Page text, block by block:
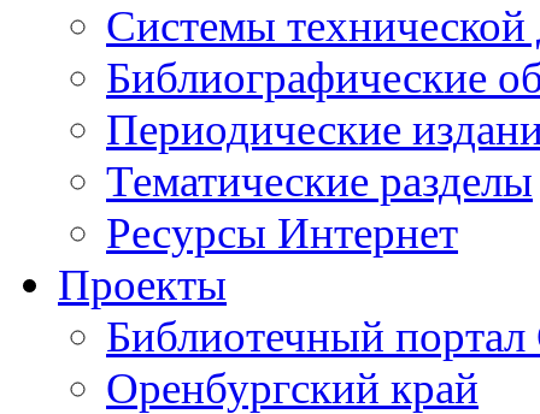
Cистемы
Библиографические
Периодические
Тематические разделы
Ресурсы Интернет
Проекты
Библиотечный портал
Оренбургский край